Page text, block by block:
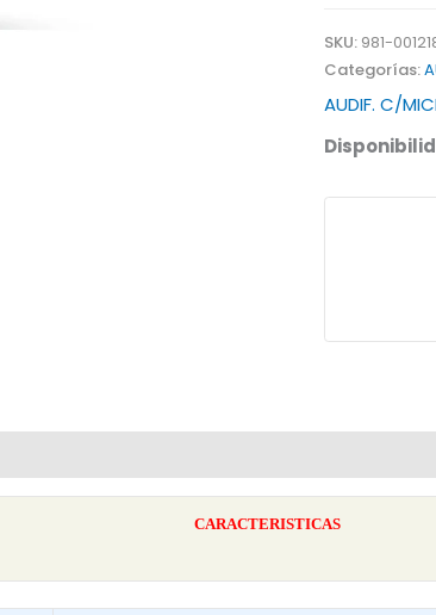
AUDIF. C/
SKU: 981-
Categorías:
CARACTERISTICAS